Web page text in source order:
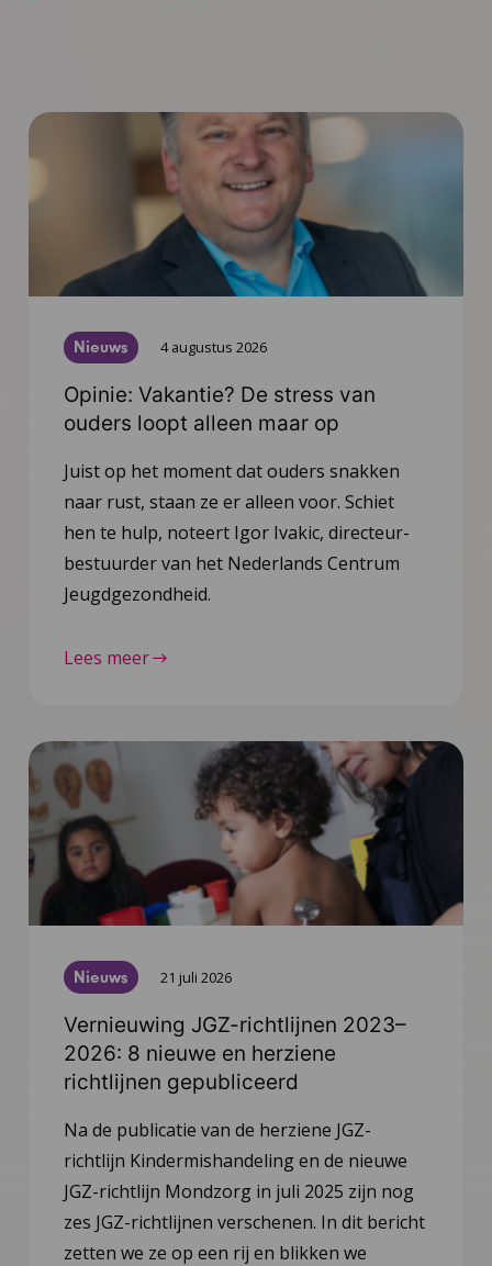
Nieuws 4 augustus 2026
Opinie: Vakantie? De stress van
ouders loopt alleen maar op
Juist op het moment dat ouders snakken
naar rust, staan ze er alleen voor. Schiet
hen te hulp, noteert Igor Ivakic, directeur-
bestuurder van het Nederlands Centrum
Jeugdgezondheid.
Lees meer
Nieuws 21 juli 2026
Vernieuwing JGZ-richtlijnen 2023–
2026: 8 nieuwe en herziene
richtlijnen gepubliceerd
Na de publicatie van de herziene JGZ-
richtlijn Kindermishandeling en de nieuwe
JGZ-richtlijn Mondzorg in juli 2025 zijn nog
zes JGZ-richtlijnen verschenen. In dit bericht
zetten we ze op een rij en blikken we